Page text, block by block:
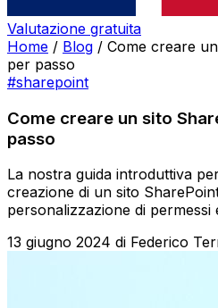
Valutazione gratuita
Home / Blog / Come creare
per passo
#sharepoint
Come creare un sito
passo
La nostra guida introduttiva
creazione di un sito
personalizzazione di permessi
13 giugno 2024 di Federico